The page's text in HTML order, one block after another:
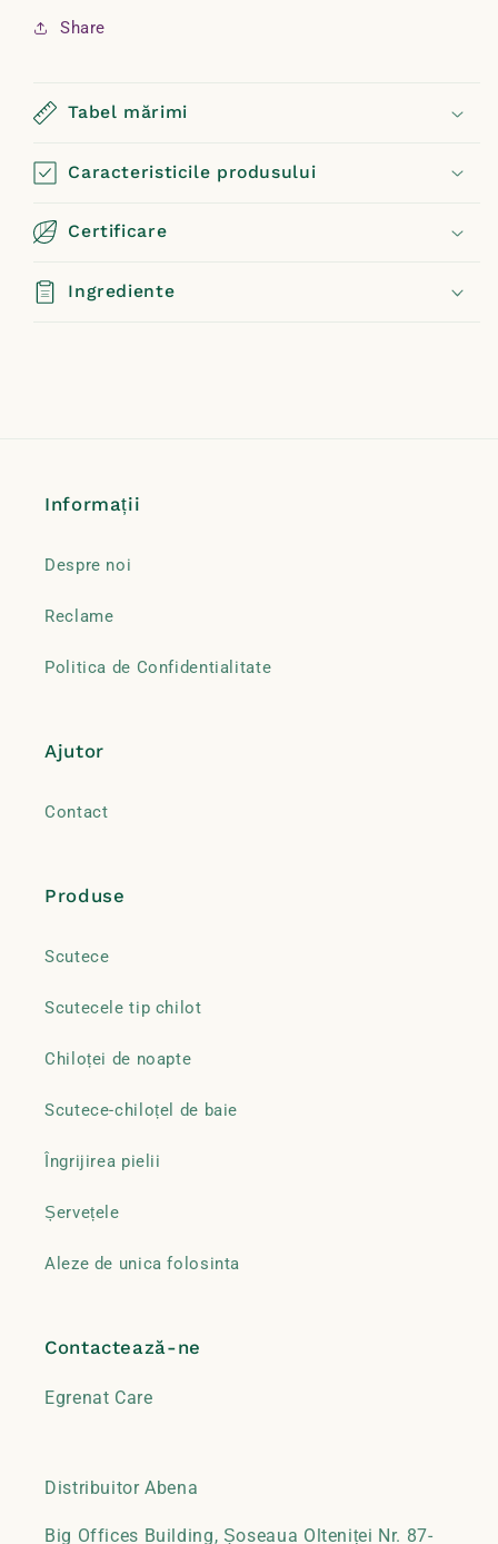
Share
Tabel mărimi
Caracteristicile produsului
Certificare
Ingrediente
Informații
Despre noi
Reclame
Politica de Confidentialitate
Ajutor
Contact
Produse
Scutece
Scutecele tip chilot
Chiloței de noapte
Scutece-chiloțel de baie
Îngrijirea pielii
Șervețele
Aleze de unica folosinta
Contactează-ne
Egrenat Care
Distribuitor Abena
Big Offices Building, Șoseaua Olteniței Nr. 87-